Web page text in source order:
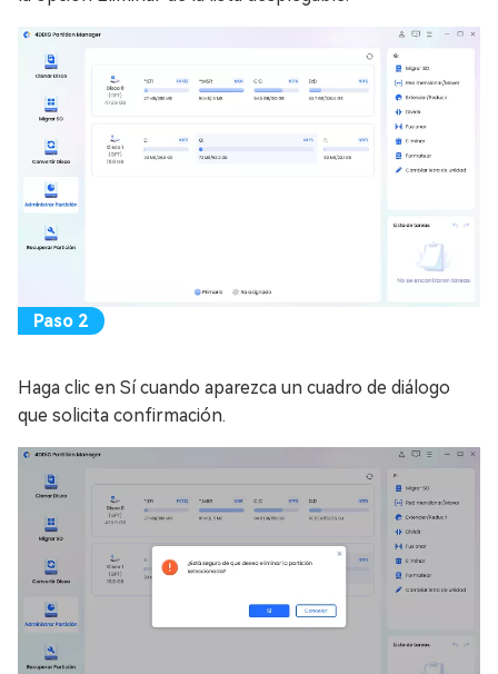
Haga clic en Sí cuando aparezca un cuadro de diálogo
que solicita confirmación.